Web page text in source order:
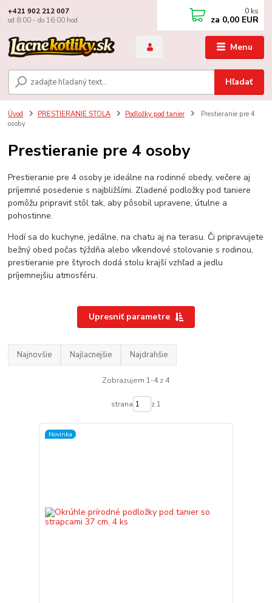
Menu
Hľadať
+421 902 212 007
od 8:00 - do 16:00 hod
0 ks
za 0,00 EUR
Úvod PRESTIERANIE STOLA Podložky pod tanier
Prestieranie pre 4
osoby
Prestieranie pre 4 osoby
Prestieranie pre 4 osoby je ideálne na rodinné obedy, večere aj
príjemné posedenie s najbližšími. Zladené podložky pod taniere
pomôžu pripraviť stôl tak, aby pôsobil upravene, útulne a
pohostinne.
Hodí sa do kuchyne, jedálne, na chatu aj na terasu. Či pripravujete
bežný obed počas týždňa alebo víkendové stolovanie s rodinou,
prestieranie pre štyroch dodá stolu krajší vzhľad a jedlu
príjemnejšiu atmosféru.
Upresniť parametre
Najnovšie Najlacnejšie Najdrahšie
Zobrazujem 1-4 z 4
strana z 1
Novinka